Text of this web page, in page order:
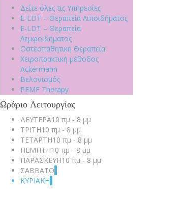
Δείτε όλες τις Υπηρεσίες
E-LDT – Θεραπεία Λιποιδήματος
E-LDT – Θεραπεία
Λεμφοιδήματος
Οστεοπαθητική Θεραπεία
Χειροπρακτική μέθοδος
Ackermann
Βελονισμός
PEMF Therapy
Ωράριο Λειτουργίας
ΔΕΥΤΕΡΑ10 πμ - 8 μμ
ΤΡΙΤΗ10 πμ - 8 μμ
ΤΕΤΑΡΤΗ10 πμ - 8 μμ
ΠΕΜΠΤΗ10 πμ - 8 μμ
ΠΑΡΑΣΚΕΥΗ10 πμ - 8 μμ
ΣΑΒΒΑΤΟ-
ΚΥΡΙΑΚΗ